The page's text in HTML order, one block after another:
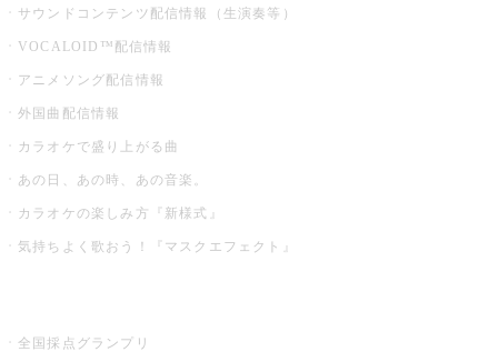
サウンドコンテンツ配信情報（生演奏等）
VOCALOID™配信情報
アニメソング配信情報
外国曲配信情報
カラオケで盛り上がる曲
あの日、あの時、あの音楽。
カラオケの楽しみ方『新様式』
気持ちよく歌おう！『マスクエフェクト』
全国採点グランプリ